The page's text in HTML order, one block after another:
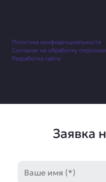
Политика конфиденциальности
Согласие на обработку
Разработка сайта
Заявка